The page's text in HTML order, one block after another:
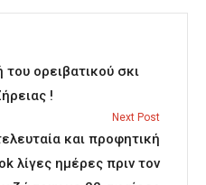
ορειβατικού σκι
!
Next Post
και προφητική
λίγες ημέρες πριν τον